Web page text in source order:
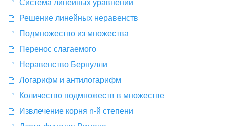
Решение линейных неравенств
Подмножество из множества
Перенос слагаемого
Неравенство Бернулли
Логарифм и антилогарифм
Количество подмножеств в множестве
Извлечение корня n-й степени